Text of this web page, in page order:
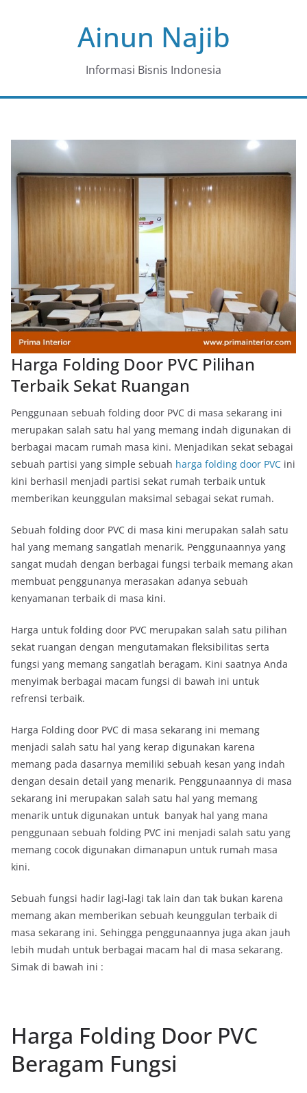
Ainun Najib
Informasi Bisnis Indonesia
Harga Folding Door PVC Pilihan
Terbaik Sekat Ruangan
Penggunaan sebuah folding door PVC di masa sekarang ini
merupakan salah satu hal yang memang indah digunakan di
berbagai macam rumah masa kini. Menjadikan sekat sebagai
sebuah partisi yang simple sebuah harga folding door PVC ini
kini berhasil menjadi partisi sekat rumah terbaik untuk
memberikan keunggulan maksimal sebagai sekat rumah.
Sebuah folding door PVC di masa kini merupakan salah satu
hal yang memang sangatlah menarik. Penggunaannya yang
sangat mudah dengan berbagai fungsi terbaik memang akan
membuat penggunanya merasakan adanya sebuah
kenyamanan terbaik di masa kini.
Harga untuk folding door PVC merupakan salah satu pilihan
sekat ruangan dengan mengutamakan fleksibilitas serta
fungsi yang memang sangatlah beragam. Kini saatnya Anda
menyimak berbagai macam fungsi di bawah ini untuk
refrensi terbaik.
Harga Folding door PVC di masa sekarang ini memang
menjadi salah satu hal yang kerap digunakan karena
memang pada dasarnya memiliki sebuah kesan yang indah
dengan desain detail yang menarik. Penggunaannya di masa
sekarang ini merupakan salah satu hal yang memang
menarik untuk digunakan untuk banyak hal yang mana
penggunaan sebuah folding PVC ini menjadi salah satu yang
memang cocok digunakan dimanapun untuk rumah masa
kini.
Sebuah fungsi hadir lagi-lagi tak lain dan tak bukan karena
memang akan memberikan sebuah keunggulan terbaik di
masa sekarang ini. Sehingga penggunaannya juga akan jauh
lebih mudah untuk berbagai macam hal di masa sekarang.
Simak di bawah ini :
Harga Folding Door PVC
Beragam Fungsi